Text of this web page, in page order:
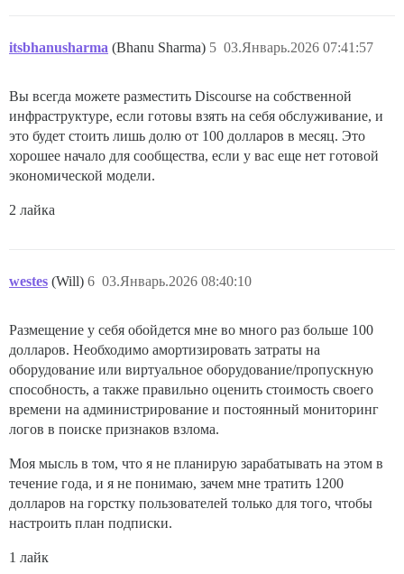
itsbhanusharma (Bhanu Sharma) 03.Январь.2026 07:41:57
5
Вы всегда можете разместить Discourse на собственной
инфраструктуре, если готовы взять на себя обслуживание, и
это будет стоить лишь долю от 100 долларов в месяц. Это
хорошее начало для сообщества, если у вас еще нет готовой
экономической модели.
2 лайка
westes (Will) 03.Январь.2026 08:40:10
6
Размещение у себя обойдется мне во много раз больше 100
долларов. Необходимо амортизировать затраты на
оборудование или виртуальное оборудование/пропускную
способность, а также правильно оценить стоимость своего
времени на администрирование и постоянный мониторинг
логов в поиске признаков взлома.
Моя мысль в том, что я не планирую зарабатывать на этом в
течение года, и я не понимаю, зачем мне тратить 1200
долларов на горстку пользователей только для того, чтобы
настроить план подписки.
1 лайк